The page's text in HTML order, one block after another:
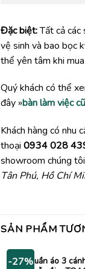
Đặc biệt:Tất cả các
vệ sinh và bao bọc
thể yên tâm khi
Quý khách có thể
đây »bàn làm việc cũ
Khách hàng có nhu
thoại 0934 028
showroom chúng
Tân Phú, Hồ Chí
SẢN PHẨM
-27%
Tủ quần áo 3